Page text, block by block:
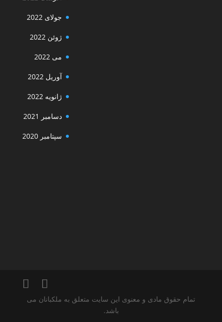
جولای 2022
ژوئن 2022
می 2022
آوریل 2022
ژانویه 2022
دسامبر 2021
سپتامبر 2020
تمام حقوق مادی و معنوی این سایت متعلق به ملکبانان می
باشد.